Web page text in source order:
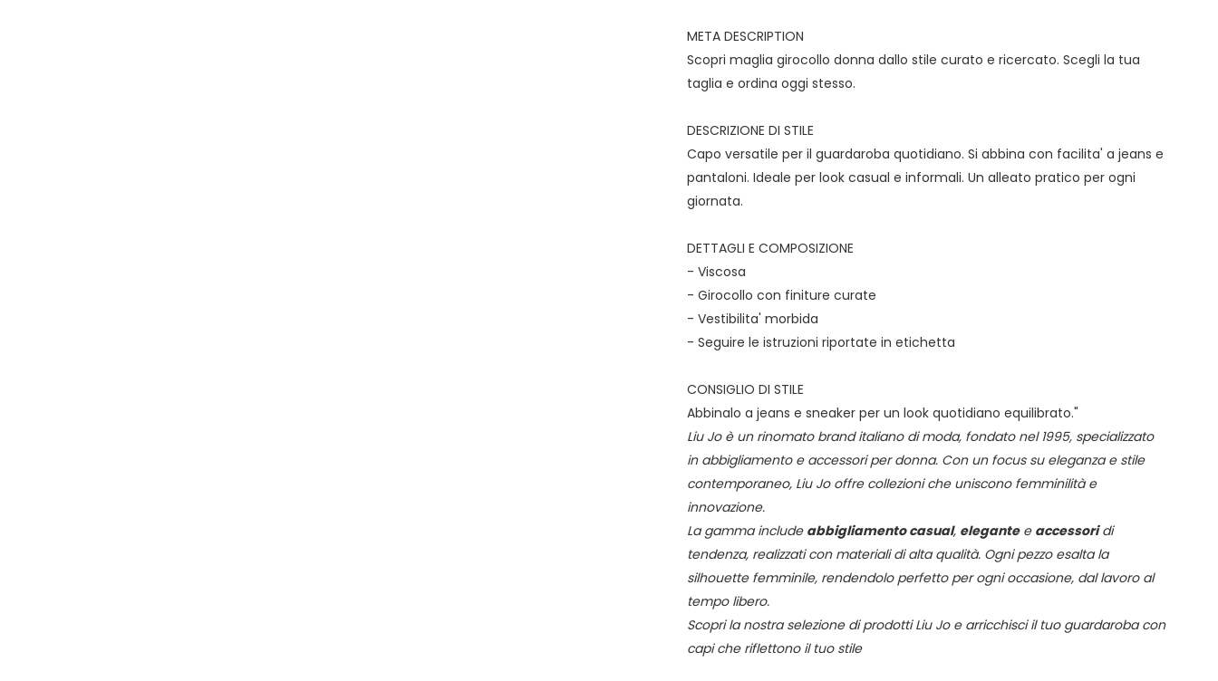
META DESCRIPTION
Scopri maglia girocollo donna dallo stile curato e ricercato. Scegli la tua
taglia e ordina oggi stesso.
DESCRIZIONE DI STILE
Capo versatile per il guardaroba quotidiano. Si abbina con facilita' a jeans e
pantaloni. Ideale per look casual e informali. Un alleato pratico per ogni
giornata.
DETTAGLI E COMPOSIZIONE
- Viscosa
- Girocollo con finiture curate
- Vestibilita' morbida
- Seguire le istruzioni riportate in etichetta
CONSIGLIO DI STILE
Abbinalo a jeans e sneaker per un look quotidiano equilibrato."
Liu Jo è un rinomato brand italiano di moda, fondato nel 1995, specializzato
in abbigliamento e accessori per donna. Con un focus su eleganza e stile
contemporaneo, Liu Jo offre collezioni che uniscono femminilità e
innovazione.
La gamma include abbigliamento casual, elegantee accessoridi
tendenza, realizzati con materiali di alta qualità. Ogni pezzo esalta la
silhouette femminile, rendendolo perfetto per ogni occasione, dal lavoro al
tempo libero.
Scopri la nostra selezione di prodotti Liu Jo e arricchisci il tuo guardaroba con
capi che riflettono il tuo stile